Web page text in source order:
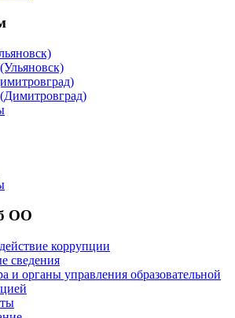
ОО
коррупции
сведения
и органы управления образовательной